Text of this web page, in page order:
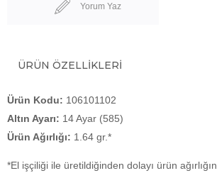
Yorum Yaz
ÜRÜN ÖZELLIKLERI
Ürün Kodu: 106101102
Altın Ayarı: 14 Ayar (585)
Ürün Ağırlığı: 1.64 gr.*
*El işçiliği ile üretildiğinden dolayı ürün